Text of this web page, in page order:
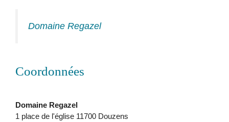
Domaine Regazel
Coordonnées
Domaine Regazel
1 place de l'église 11700 Douzens